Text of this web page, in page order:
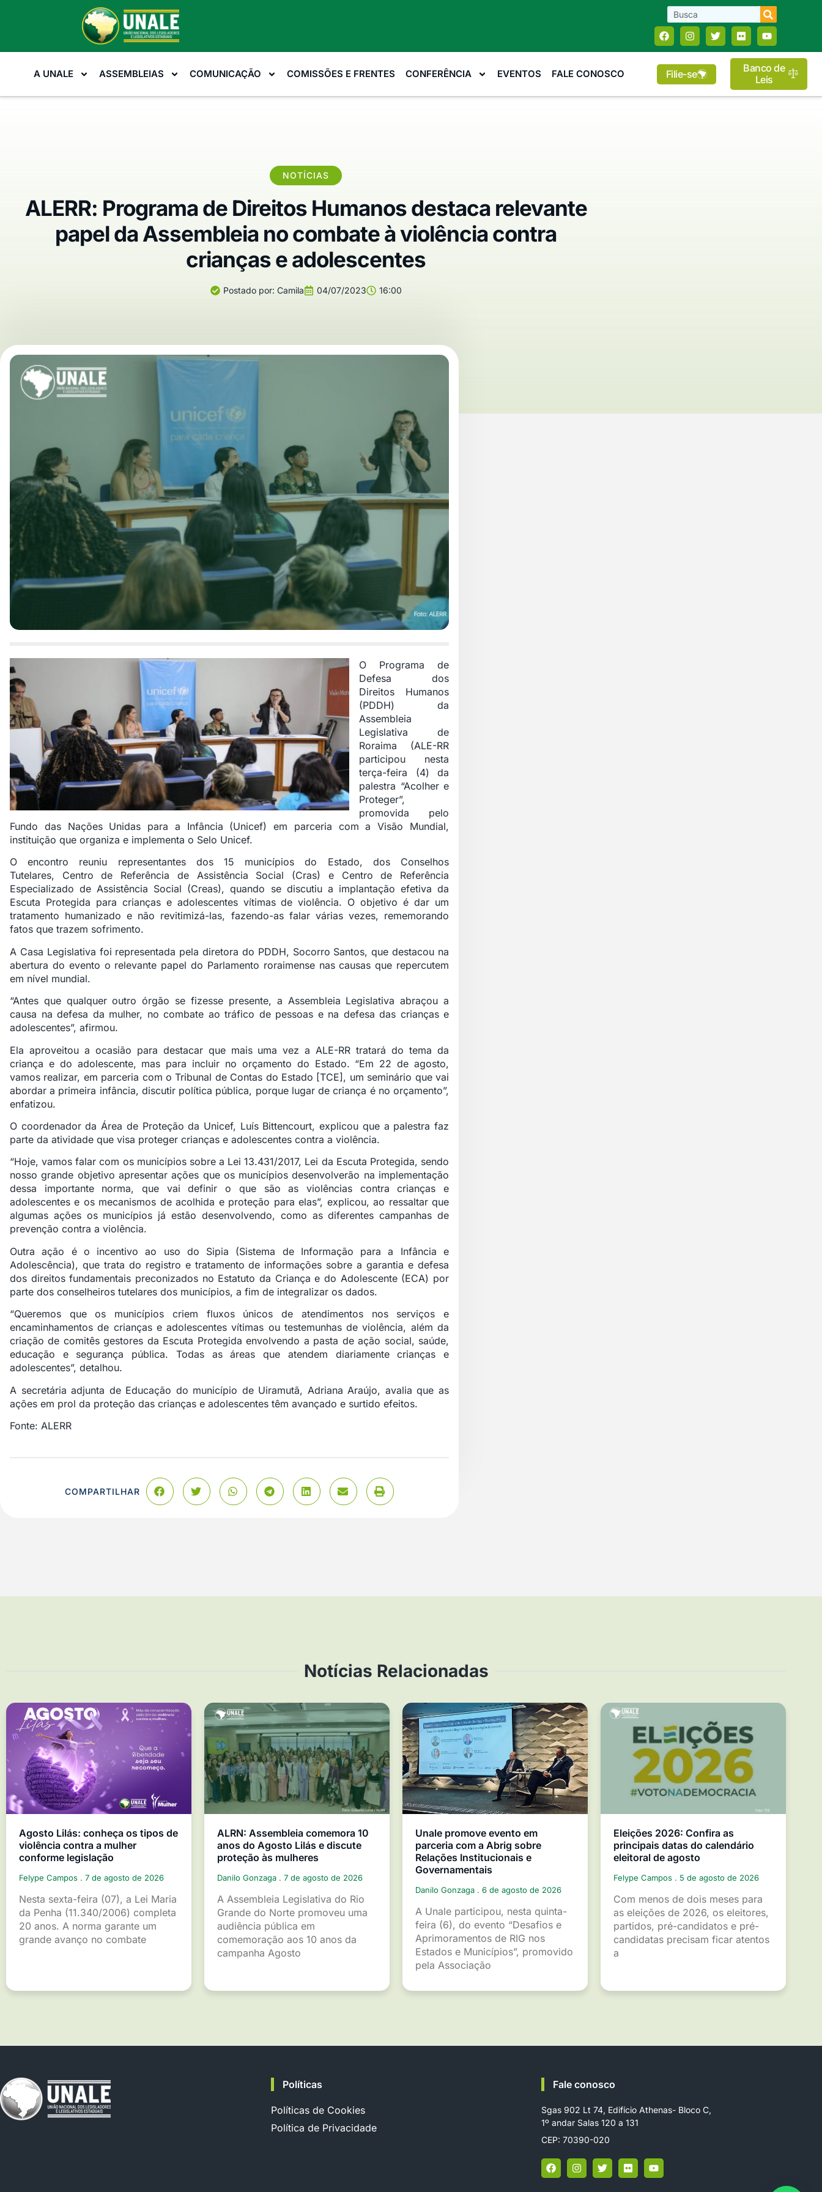
A UNALE ASSEMBLEIAS COMUNICAÇÃO COMISSÕES E FRENTES CONFERÊNCIA EVENTOS FALE CONOSCO Filie-se
Banco de
Leis
NOTÍCIAS
ALERR: Programa de Direitos Humanos destaca relevante
papel da Assembleia no combate à violência contra
crianças e adolescentes
Postado por: Camila 04/07/2023 16:00
O Programa de
Defesa dos
Direitos Humanos
(PDDH) da
Assembleia
Legislativa de
Roraima (ALE-RR
participou nesta
terça-feira (4) da
palestra “Acolher e
Proteger”,
promovida pelo
Fundo das Nações Unidas para a Infância (Unicef) em parceria com a Visão Mundial,
instituição que organiza e implementa o Selo Unicef.
O encontro reuniu representantes dos 15 municípios do Estado, dos Conselhos
Tutelares, Centro de Referência de Assistência Social (Cras) e Centro de Referência
Especializado de Assistência Social (Creas), quando se discutiu a implantação efetiva da
Escuta Protegida para crianças e adolescentes vítimas de violência. O objetivo é dar um
tratamento humanizado e não revitimizá-las, fazendo-as falar várias vezes, rememorando
fatos que trazem sofrimento.
A Casa Legislativa foi representada pela diretora do PDDH, Socorro Santos, que destacou na
abertura do evento o relevante papel do Parlamento roraimense nas causas que repercutem
em nível mundial.
“Antes que qualquer outro órgão se fizesse presente, a Assembleia Legislativa abraçou a
causa na defesa da mulher, no combate ao tráfico de pessoas e na defesa das crianças e
adolescentes”, afirmou.
Ela aproveitou a ocasião para destacar que mais uma vez a ALE-RR tratará do tema da
criança e do adolescente, mas para incluir no orçamento do Estado. “Em 22 de agosto,
vamos realizar, em parceria com o Tribunal de Contas do Estado [TCE], um seminário que vai
abordar a primeira infância, discutir política pública, porque lugar de criança é no orçamento”,
enfatizou.
O coordenador da Área de Proteção da Unicef, Luís Bittencourt, explicou que a palestra faz
parte da atividade que visa proteger crianças e adolescentes contra a violência.
“Hoje, vamos falar com os municípios sobre a Lei 13.431/2017, Lei da Escuta Protegida, sendo
nosso grande objetivo apresentar ações que os municípios desenvolverão na implementação
dessa importante norma, que vai definir o que são as violências contra crianças e
adolescentes e os mecanismos de acolhida e proteção para elas”, explicou, ao ressaltar que
algumas ações os municípios já estão desenvolvendo, como as diferentes campanhas de
prevenção contra a violência.
Outra ação é o incentivo ao uso do Sipia (Sistema de Informação para a Infância e
Adolescência), que trata do registro e tratamento de informações sobre a garantia e defesa
dos direitos fundamentais preconizados no Estatuto da Criança e do Adolescente (ECA) por
parte dos conselheiros tutelares dos municípios, a fim de integralizar os dados.
“Queremos que os municípios criem fluxos únicos de atendimentos nos serviços e
encaminhamentos de crianças e adolescentes vítimas ou testemunhas de violência, além da
criação de comitês gestores da Escuta Protegida envolvendo a pasta de ação social, saúde,
educação e segurança pública. Todas as áreas que atendem diariamente crianças e
adolescentes”, detalhou.
A secretária adjunta de Educação do município de Uiramutã, Adriana Araújo, avalia que as
ações em prol da proteção das crianças e adolescentes têm avançado e surtido efeitos.
Fonte: ALERR
COMPARTILHAR
Notícias Relacionadas
Agosto Lilás: conheça os tipos de
violência contra a mulher
conforme legislação
Felype Campos 7 de agosto de 2026
Nesta sexta-feira (07), a Lei Maria
da Penha (11.340/2006) completa
20 anos. A norma garante um
grande avanço no combate
ALRN: Assembleia comemora 10
anos do Agosto Lilás e discute
proteção às mulheres
Danilo Gonzaga 7 de agosto de 2026
A Assembleia Legislativa do Rio
Grande do Norte promoveu uma
audiência pública em
comemoração aos 10 anos da
campanha Agosto
Unale promove evento em
parceria com a Abrig sobre
Relações Institucionais e
Governamentais
Danilo Gonzaga 6 de agosto de 2026
A Unale participou, nesta quinta-
feira (6), do evento “Desafios e
Aprimoramentos de RIG nos
Estados e Municípios”, promovido
pela Associação
Eleições 2026: Confira as
principais datas do calendário
eleitoral de agosto
Felype Campos 5 de agosto de 2026
Com menos de dois meses para
as eleições de 2026, os eleitores,
partidos, pré-candidatos e pré-
candidatas precisam ficar atentos
a
Políticas
Políticas de Cookies
Política de Privacidade
Fale conosco
Sgas 902 Lt 74, Edifício Athenas- Bloco C,
1º andar Salas 120 a 131
CEP: 70390-020